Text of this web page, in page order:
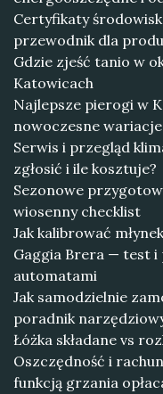
Certyfikaty
przewodnik dla
Gdzie zjeść tanio w
Katowicach
Najlepsze pierogi w
nowoczesne wariacje
Serwis i przegląd
zgłosić i ile kosztuje?
Sezonowe
wiosenny checklist
Jak kalibrować
Gaggia Brera — test
automatami
Jak samodzielnie
poradnik
Łóżka składane vs
Oszczędność i
funkcją grzania